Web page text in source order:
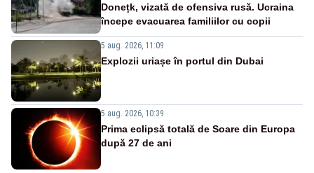
Donețk, vizată de ofensiva rusă. Ucraina
începe evacuarea familiilor cu copii
5 aug. 2026, 11:09
Explozii uriașe în portul din Dubai
5 aug. 2026, 10:39
Prima eclipsă totală de Soare din Europa
după 27 de ani